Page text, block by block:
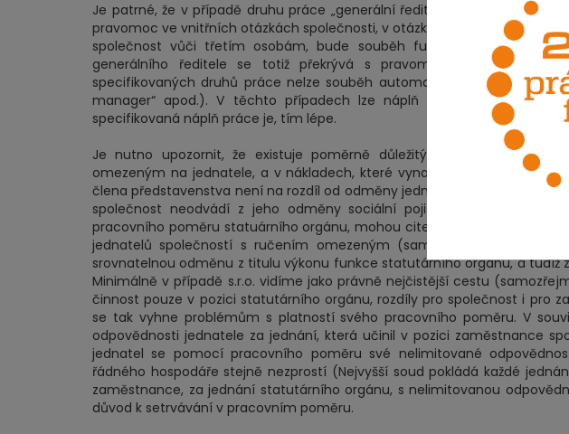
Je patrné, že v případě druhu práce „generální ředitel“ nebo
pravomoc ve vnitřních otázkách společnosti, v otázkách obchodního
společnost vůči třetím osobám, bude souběh funkcí těžko
generálního ředitele se totiž překrývá s pravomocemi
specifikovaných druhů práce nelze souběh automaticky předpokládat
manager“ apod.). V těchto případech lze náplň práce od činnosti
specifikovaná náplň práce je, tím lépe.
Je nutno upozornit, že existuje poměrně důležitý rozdíl v
omezeným na jednatele, a v nákladech, které vynakládá akciová
člena představenstva není na rozdíl od odměny jednatele daňově
společnost neodvádí z jeho odměny sociální pojištění. Proto se
pracovního poměru statuárního orgánu, mohou citelněji dotknout členů
jednatelů společností s ručením omezeným (samozřejmě za
srovnatelnou odměnu z titulu výkonu funkce statutárního orgánu, a tudíž
Minimálně v případě s.r.o. vidíme jako právně nejčistější cestu
činnost pouze v pozici statutárního orgánu, rozdíly pro společnost i pro
se tak vyhne problémům s platností svého pracovního poměru. V
odpovědnosti jednatele za jednání, která učinil v pozici zaměstnance
jednatel se pomocí pracovního poměru své nelimitované
řádného hospodáře stejně nezprostí (Nejvyšší soud pokládá každé
zaměstnance, za jednání statutárního orgánu, s nelimitovanou
důvod k setrvávání v pracovním poměru.